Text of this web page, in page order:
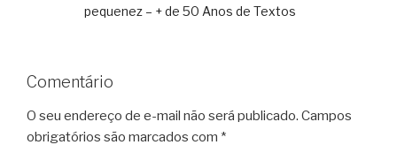
pequenez – + de 50 Anos de Textos
Comentário
O seu endereço de e-mail não será publicado. Campos
obrigatórios são marcados com *